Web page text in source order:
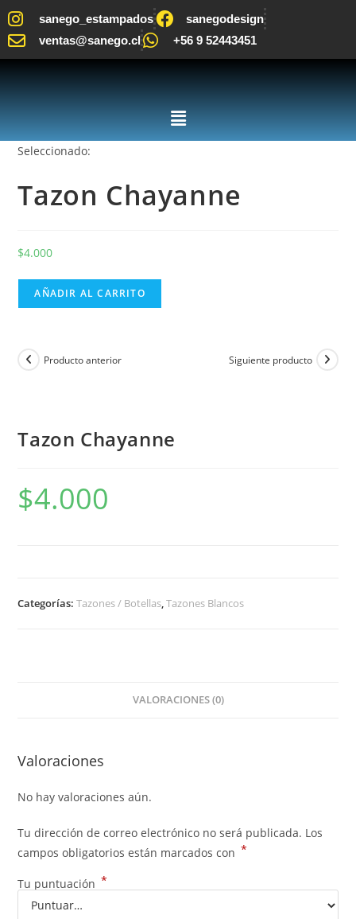
sanego_estampados
sanegodesign
ventas@sanego.cl
+56 9 52443451
Seleccionado:
Tazon Chayanne
$4.000
AÑADIR AL CARRITO
Producto anterior Siguiente producto
Tazon Chayanne
$4.000
Categorías:Tazones / Botellas,Tazones Blancos
VALORACIONES (0)
Valoraciones
No hay valoraciones aún.
Tu dirección de correo electrónico no será publicada. Los
campos obligatorios están marcados con *
Tu puntuación *